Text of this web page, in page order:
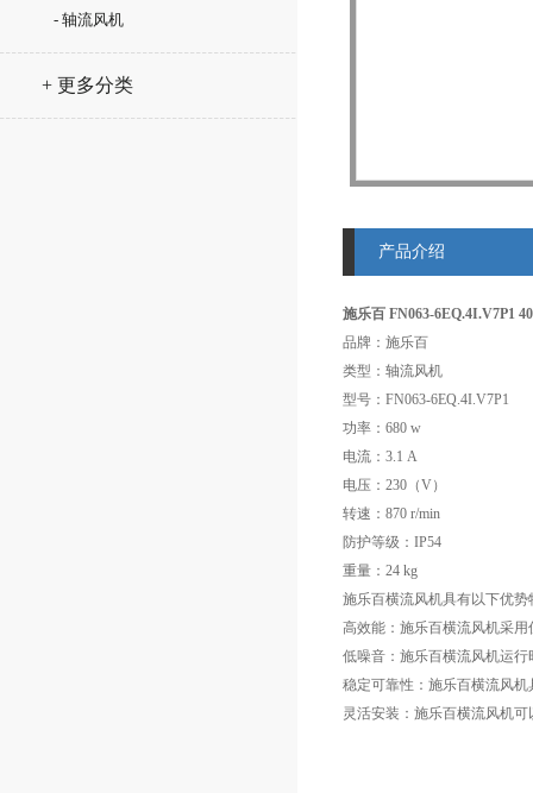
- 轴流风机
+ 更多分类
产品介绍
施乐百 FN063-6EQ.4I.V7P1
品牌：施乐百
类型：轴流风机
型号：FN063-6EQ.4I.V7P1
功率：680 w
电流：3.1 A
电压：230（V）
转速：870 r/min
防护等级：IP54
重量：24 kg
施乐百横流风机具有以下优势
高效能：施乐百横流风机采
低噪音：施乐百横流风机运
稳定可靠性：施乐百横流风
灵活安装：施乐百横流风机